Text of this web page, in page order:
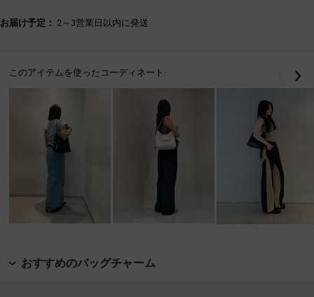
お届け予定： 2～3営業日以内に発送
このアイテムを使ったコーディネート: 戻る
おすすめのバッグチャーム